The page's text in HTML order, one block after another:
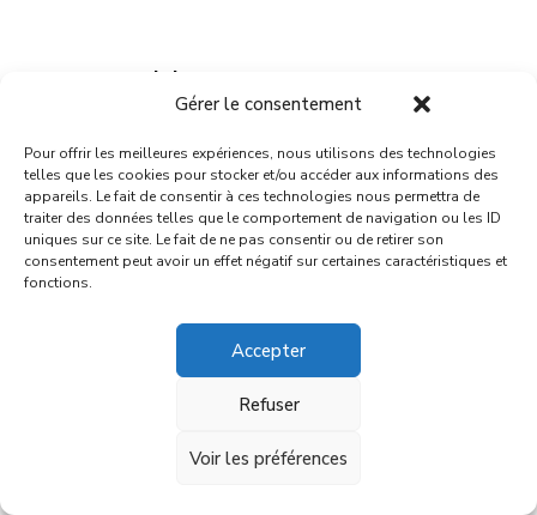
Gérer le consentement
Pour offrir les meilleures expériences, nous utilisons des technologies
telles que les cookies pour stocker et/ou accéder aux informations des
appareils. Le fait de consentir à ces technologies nous permettra de
traiter des données telles que le comportement de navigation ou les ID
uniques sur ce site. Le fait de ne pas consentir ou de retirer son
consentement peut avoir un effet négatif sur certaines caractéristiques et
fonctions.
Accepter
Refuser
Voir les préférences
son club
14 janvier 2026 2:34 PM
Web mang lại cảm giác thoải mái khi chơi game.
polygon staking guidesays:
14 janvier 2026 6:04 PM
I personally find that fees are low fees, and the execution
14 janvier 2026 6:04 PM